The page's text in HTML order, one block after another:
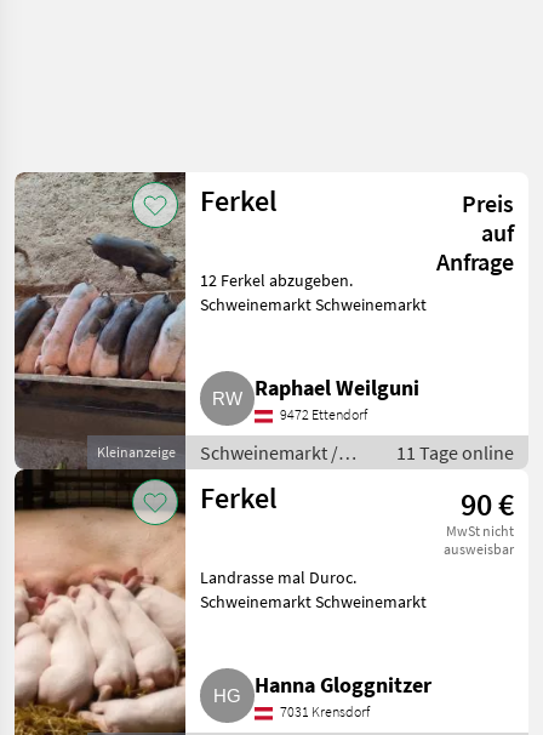
Kleinanzeige
Ferkel
Preis
auf
Anfrage
12 Ferkel abzugeben.
Schweinemarkt Schweinemarkt
Raphael Weilguni
9472 Ettendorf
Schweinemarkt /
Schweinemarkt
11 Tage online
Ferkel 90 €
MwSt nicht
ausweisbar
Landrasse mal Duroc.
Schweinemarkt Schweinemarkt
Hanna Gloggnitzer
7031 Krensdorf